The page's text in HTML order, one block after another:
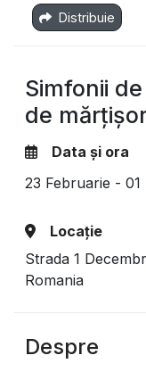
Distribuie
Simfonii
de
Data și ora
23 Februarie - 01
Locație
Strada 1
Romania
Despre